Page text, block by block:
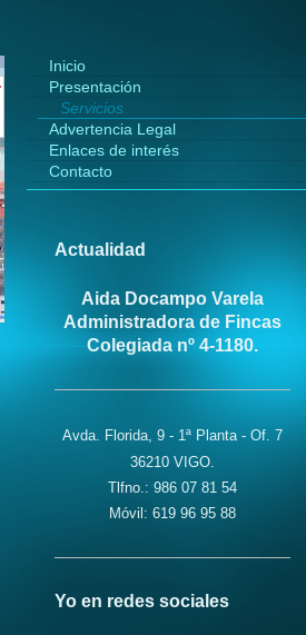
Inicio
Presentación
Servicios
Advertencia Legal
Enlaces de interés
Contacto
Actualidad
Aida Docampo Varela
Administradora de Fincas
Colegiada nº 4-1180.
Avda. Florida, 9 - 1ª Planta - Of. 7
36210 VIGO.
Tlfno.: 986 07 81 54
Móvil: 619 96 95 88
Yo en redes sociales